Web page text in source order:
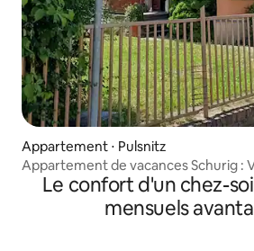
Appartement ⋅ Pulsnitz
Appartement de vacances Schurig :
pour un temps.
Le confort d'un chez-
mensuels